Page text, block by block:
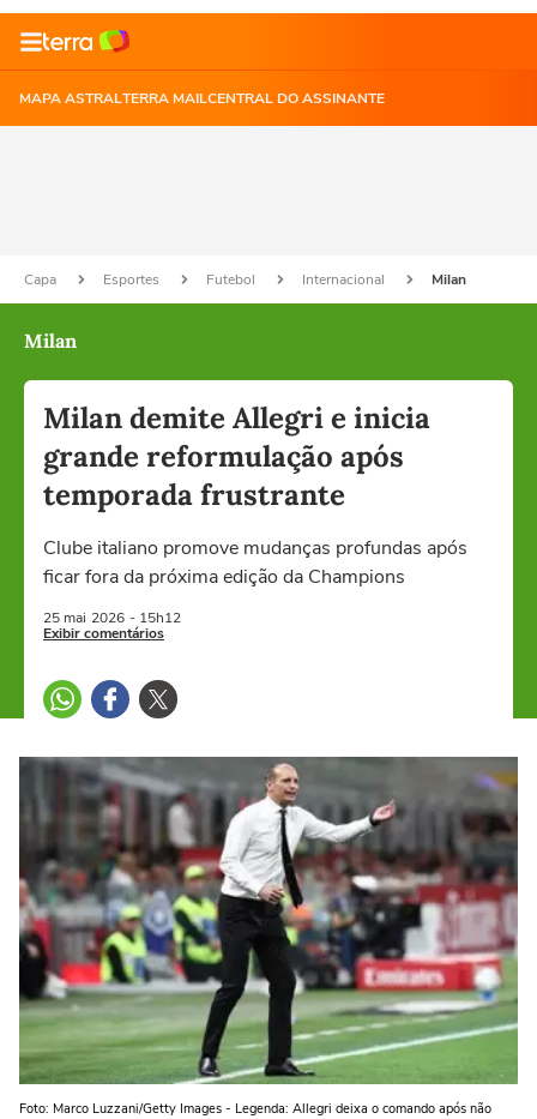
MAPA ASTRALTERRA MAILCENTRAL DO ASSINANTE
Capa Esportes Futebol Internacional Milan
Milan
Milan demite Allegri e inicia
grande reformulação após
temporada frustrante
Clube italiano promove mudanças profundas após
ficar fora da próxima edição da Champions
25 mai 2026 - 15h12
Exibir comentários
Foto: Marco Luzzani/Getty Images - Legenda: Allegri deixa o comando após não